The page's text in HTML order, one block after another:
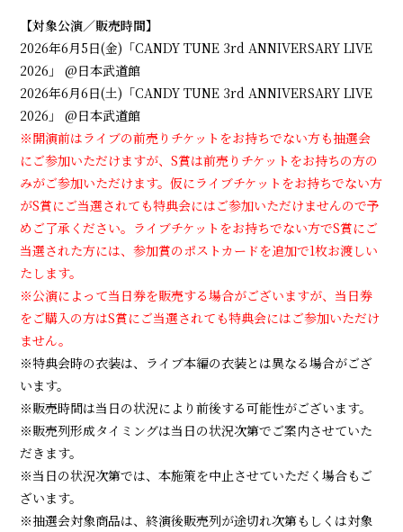
【対象公演／販売時間】
2026年6月5日(金)「CANDY TUNE 3rd ANNIVERSARY LIVE
2026」 @日本武道館
2026年6月6日(土)「CANDY TUNE 3rd ANNIVERSARY LIVE
2026」 @日本武道館
※開演前はライブの前売りチケットをお持ちでない方も抽選会
にご参加いただけますが、S賞は前売りチケットをお持ちの方の
みがご参加いただけます。仮にライブチケットをお持ちでない方
がS賞にご当選されても特典会にはご参加いただけませんので予
めご了承ください。ライブチケットをお持ちでない方でS賞にご
当選された方には、参加賞のポストカードを追加で1枚お渡しい
たします。
※公演によって当日券を販売する場合がございますが、当日券
をご購入の方はS賞にご当選されても特典会にはご参加いただけ
ません。
※特典会時の衣装は、ライブ本編の衣装とは異なる場合がござ
います。
※販売時間は当日の状況により前後する可能性がございます。
※販売列形成タイミングは当日の状況次第でご案内させていた
だきます。
※当日の状況次第では、本施策を中止させていただく場合もご
ざいます。
※抽選会対象商品は、終演後販売列が途切れ次第もしくは対象